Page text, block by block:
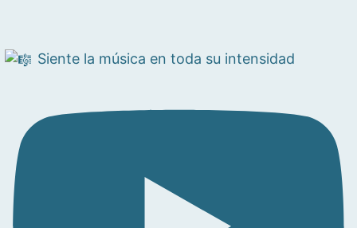
Siente la música en toda su intensidad